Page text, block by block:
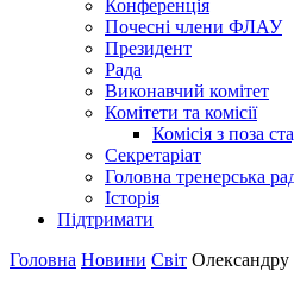
Конференція
Почесні члени ФЛАУ
Президент
Рада
Виконавчий комітет
Комітети та комісії
Комісія з поза
Секретаріат
Головна тренерська
Історія
Підтримати
Головна Новини Світ